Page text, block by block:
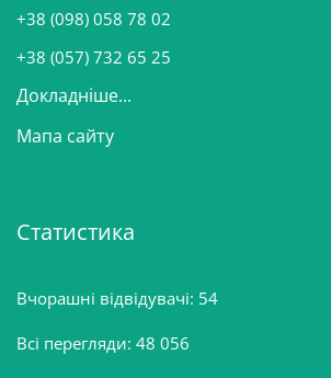
и
+38 (098) 058 78 02
+38 (057) 732 65 25
Докладніше...
Мапа сайту
Статистика
Вчорашні відвідувачі: 54
Всі перегляди: 48 056